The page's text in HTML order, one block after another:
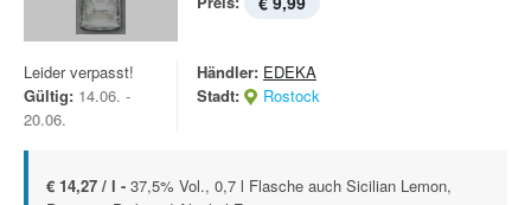
Leider verpasst!
Gültig: 14.06. -
20.06.
Händler: EDEKA
Stadt:
Rostock
€ 14,27 / l - 37,5% Vol., 0,7 l Flasche auch Sicilian Lemon,